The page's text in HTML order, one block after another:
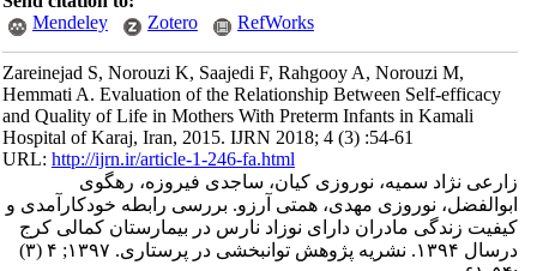
Mendeley
Zotero RefWorks
Zareinejad S, Norouzi K, Saajedi F, Rahgooy A, Norouzi M,
Hemmati A. Evaluation of the Relationship Between Self-efficacy
and Quality of Life in Mothers With Preterm Infants in Kamali
Hospital of Karaj, Iran, 2015. IJRN 2018; 4 (3) :54-61
URL:http://ijrn.ir/article-1-246-fa.html
زارعی نژاد سمیه، نوروزی کیان، ساجدی فیروزه، رهگوی
ابوالفضل، نوروزی مهدی، همتی آرزو. بررسی رابطه خودکارآمدی و
کیفیت زندگی مادران دارای نوزاد نارس در بیمارستان کمالی کرج
درسال ۱۳۹۴. نشریه پژوهش توانبخشی در پرستاری. ۱۳۹۷; ۴ (۳)